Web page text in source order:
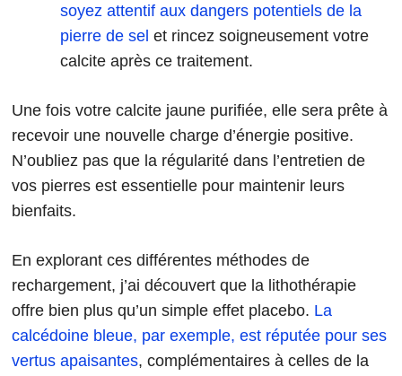
soyez attentif aux dangers potentiels de la
pierre de sel et rincez soigneusement votre
calcite après ce traitement.
Une fois votre calcite jaune purifiée, elle sera prête à
recevoir une nouvelle charge d’énergie positive.
N’oubliez pas que la régularité dans l’entretien de
vos pierres est essentielle pour maintenir leurs
bienfaits.
En explorant ces différentes méthodes de
rechargement, j’ai découvert que la lithothérapie
offre bien plus qu’un simple effet placebo. La
calcédoine bleue, par exemple, est réputée pour ses
vertus apaisantes, complémentaires à celles de la